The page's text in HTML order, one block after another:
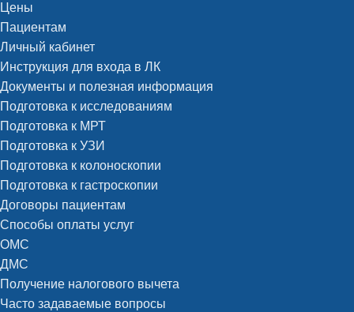
Цены
Пациентам
Личный кабинет
Инструкция для входа в ЛК
Документы и полезная информация
Подготовка к исследованиям
Подготовка к МРТ
Подготовка к УЗИ
Подготовка к колоноскопии
Подготовка к гастроскопии
Договоры пациентам
Способы оплаты услуг
ОМС
ДМС
Получение налогового вычета
Часто задаваемые вопросы